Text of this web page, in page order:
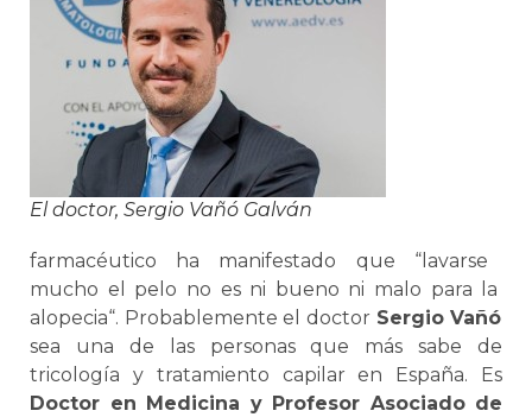
El doctor, Sergio Vañó Galván
farmacéutico ha manifestado que “lavarse
mucho el pelo no esni bueno ni malo para la
al opecia“. Probablemente el doctor Sergio Vañó
sea una de las personas que más sabe de
tricología y tratamiento capilar en España. Es
Doctor en Medicina y Profesor Asociado de